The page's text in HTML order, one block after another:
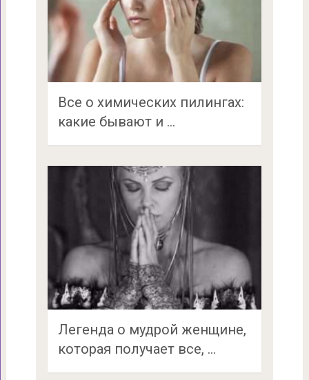
Все о химических пилингах:
какие бывают и …
Легенда о мудрой женщине,
которая получает все, …